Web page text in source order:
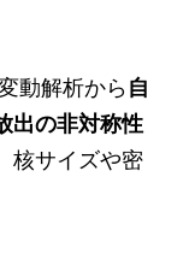
動解析から自
出の非対称性
核サイズや密